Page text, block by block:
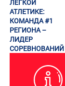
ЛЁГКОЙ
АТЛЕТИКЕ:
КОМАНДА #1
РЕГИОНА –
ЛИДЕР
СОРЕВНОВАНИЙ